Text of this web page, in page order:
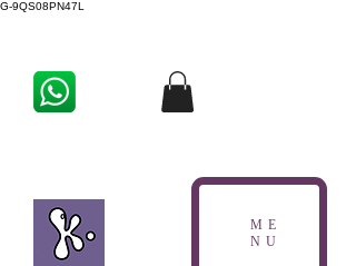
G-9QS08PN47L
ME
NU